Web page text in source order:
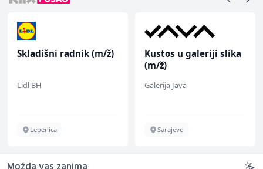
Skladišni radnik (m/ž)
Lidl BH
Lepenica
Kustos u galeriji slika
(m/ž)
Galerija Java
Sarajevo
Možda vas zanima